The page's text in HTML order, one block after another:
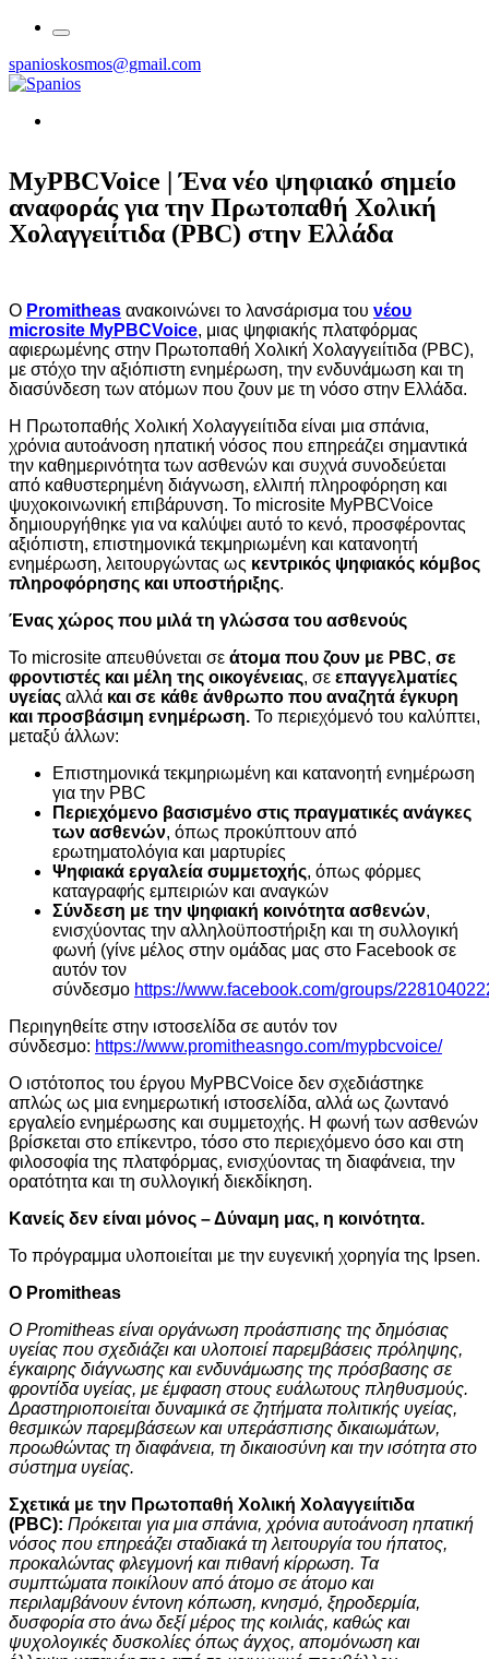
spanioskosmos@gmail.com
MyPBCVoice | Ένα νέο ψηφιακό σημείο
αναφοράς για την Πρωτοπαθή Χολική
Χολαγγειίτιδα (PBC) στην Ελλάδα
Ο Promitheas ανακοινώνει το λανσάρισμα του νέου
microsite MyPBCVoice, μιας ψηφιακής πλατφόρμας
αφιερωμένης στην Πρωτοπαθή Χολική Χολαγγειίτιδα (PBC),
με στόχο την αξιόπιστη ενημέρωση, την ενδυνάμωση και τη
διασύνδεση των ατόμων που ζουν με τη νόσο στην Ελλάδα.
Η Πρωτοπαθής Χολική Χολαγγειίτιδα είναι μια σπάνια,
χρόνια αυτοάνοση ηπατική νόσος που επηρεάζει σημαντικά
την καθημερινότητα των ασθενών και συχνά συνοδεύεται
από καθυστερημένη διάγνωση, ελλιπή πληροφόρηση και
ψυχοκοινωνική επιβάρυνση. Το microsite MyPBCVoice
δημιουργήθηκε για να καλύψει αυτό το κενό, προσφέροντας
αξιόπιστη, επιστημονικά τεκμηριωμένη και κατανοητή
ενημέρωση, λειτουργώντας ως κεντρικός ψηφιακός κόμβος
πληροφόρησης και υποστήριξης.
Ένας χώρος που μιλά τη γλώσσα του ασθενούς
Το microsite απευθύνεται σε άτομα που ζουν με PBC, σε
φροντιστές και μέλη της οικογένειας, σε επαγγελματίες
υγείας αλλά και σε κάθε άνθρωπο που αναζητά έγκυρη
και προσβάσιμη ενημέρωση. Το περιεχόμενό του καλύπτει,
μεταξύ άλλων:
Επιστημονικά τεκμηριωμένη και κατανοητή ενημέρωση
για την PBC
Περιεχόμενο βασισμένο στις πραγματικές ανάγκες
των ασθενών, όπως προκύπτουν από
ερωτηματολόγια και μαρτυρίες
Ψηφιακά εργαλεία συμμετοχής, όπως φόρμες
καταγραφής εμπειριών και αναγκών
Σύνδεση με την ψηφιακή κοινότητα ασθενών,
ενισχύοντας την αλληλοϋποστήριξη και τη συλλογική
φωνή (γίνε μέλος στην ομάδας μας στο Facebook σε
αυτόν τον
σύνδεσμο https://www.facebook.com/groups/
Περιηγηθείτε στην ιστοσελίδα σε αυτόν τον
σύνδεσμο: https://www.promitheasngo.com/mypbcvoice/
Ο ιστότοπος του έργου MyPBCVoice δεν σχεδιάστηκε
απλώς ως μια ενημερωτική ιστοσελίδα, αλλά ως ζωντανό
εργαλείο ενημέρωσης και συμμετοχής. Η φωνή των ασθενών
βρίσκεται στο επίκεντρο, τόσο στο περιεχόμενο όσο και στη
φιλοσοφία της πλατφόρμας, ενισχύοντας τη διαφάνεια, την
ορατότητα και τη συλλογική διεκδίκηση.
Κανείς δεν είναι μόνος – Δύναμη μας, η κοινότητα.
Το πρόγραμμα υλοποιείται με την ευγενική χορηγία της Ipsen.
Ο Promitheas
Ο Promitheas είναι οργάνωση προάσπισης της δημόσιας
υγείας που σχεδιάζει και υλοποιεί παρεμβάσεις πρόληψης,
έγκαιρης διάγνωσης και ενδυνάμωσης της πρόσβασης σε
φροντίδα υγείας, με έμφαση στους ευάλωτους πληθυσμούς.
Δραστηριοποιείται δυναμικά σε ζητήματα πολιτικής υγείας,
θεσμικών παρεμβάσεων και υπεράσπισης δικαιωμάτων,
προωθώντας τη διαφάνεια, τη δικαιοσύνη και την ισότητα στο
σύστημα υγείας.
Σχετικά με την Πρωτοπαθή Χολική Χολαγγειίτιδα
(PBC): Πρόκειται για μια σπάνια, χρόνια αυτοάνοση ηπατική
νόσος που επηρεάζει σταδιακά τη λειτουργία του ήπατος,
προκαλώντας φλεγμονή και πιθανή κίρρωση. Τα
συμπτώματα ποικίλουν από άτομο σε άτομο και
περιλαμβάνουν έντονη κόπωση, κνησμό, ξηροδερμία,
δυσφορία στο άνω δεξί μέρος της κοιλιάς, καθώς και
ψυχολογικές δυσκολίες όπως άγχος, απομόνωση και